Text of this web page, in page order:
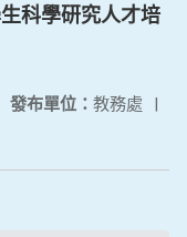
科學研究人才培
發布單位： 教務處 |